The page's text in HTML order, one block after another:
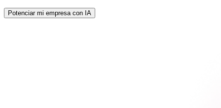
Potenciar mi empresa con IA